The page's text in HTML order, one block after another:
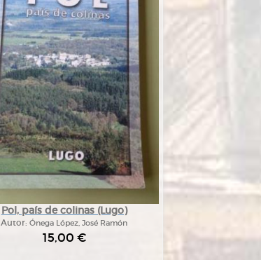
Pol, país de colinas (Lugo)
Autor:Ónega López, José Ramón
15,00 €